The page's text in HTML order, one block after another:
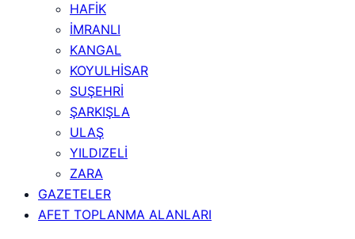
HAFİK
İMRANLI
KANGAL
KOYULHİSAR
SUŞEHRİ
ŞARKIŞLA
ULAŞ
YILDIZELİ
ZARA
GAZETELER
AFET TOPLANMA ALANLARI